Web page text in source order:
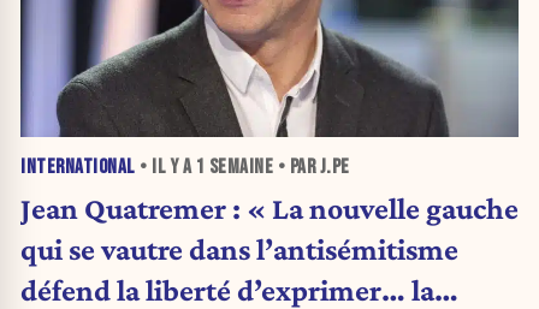
INTERNATIONAL • IL Y A 1 SEMAINE • PAR J.PE
Jean Quatremer : « La nouvelle gauche
qui se vautre dans l’antisémitisme
défend la liberté d’exprimer… la